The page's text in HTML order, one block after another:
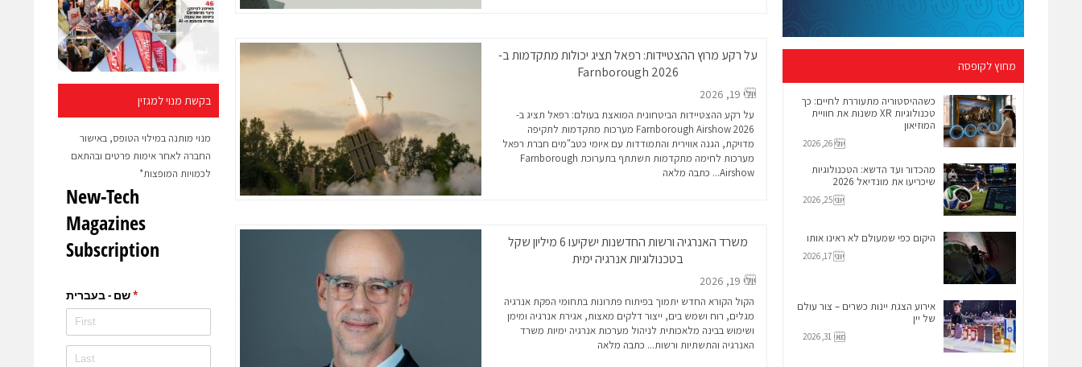
בקשת מנוי למגזין
מנוי מותנה במילוי הטופס, באישור
החברה לאחר אימות פרטים ובהתאם
לכמויות המופצות*
על רקע מרוץ ההצטיידות: רפאל תציג יכולות מתקדמות ב-
Farnborough 2026
יולי 19, 2026
על רקע ההצטיידות הביטחונית המואצת בעולם: רפאל תציג ב-
Farnborough Airshow 2026 מערכות מתקדמות לתקיפה
מדויקת, הגנה אווירית והתמודדות עם איומי כטב"מים חברת רפאל
מערכות לחימה מתקדמות תשתתף בתערוכת Farnborough
Airshow...
כתבה מלאה
משרד האנרגיה ורשות החדשנות ישקיעו 6 מיליון שקל
בטכנולוגיות אנרגיה ימית
יולי 19, 2026
הקול הקורא החדש יתמוך בפיתוח פתרונות בתחומי הפקת אנרגיה
מגלים, רוח ושמש בים, ייצור דלקים מאצות, אגירת אנרגיה ומימן
ושימוש בבינה מלאכותית לניהול מערכות אנרגיה ימיות משרד
האנרגיה והתשתיות ורשות... כתבה מלאה
מחוץ לקופסה
כשההיסטוריה מתעוררת לחיים: כך
טכנולוגיות XR משנות את חוויית
המוזיאון
יולי 26, 2026
מהכדור ועד הדשא: הטכנולוגיות
שיכריעו את מונדיאל 2026
יוני 25, 2026
היקום כפי שמעולם לא ראינו אותו
יוני 17, 2026
אירוע הצגת יינות כשרים – צור עולם
של יין
מאי 31, 2026